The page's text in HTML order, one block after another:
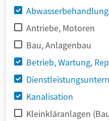
Abwasserbehandlung
Antriebe, Motoren
Bau, Anlagenbau
Betrieb, Wartung,
Kanalisation
Kleinkläranlagen